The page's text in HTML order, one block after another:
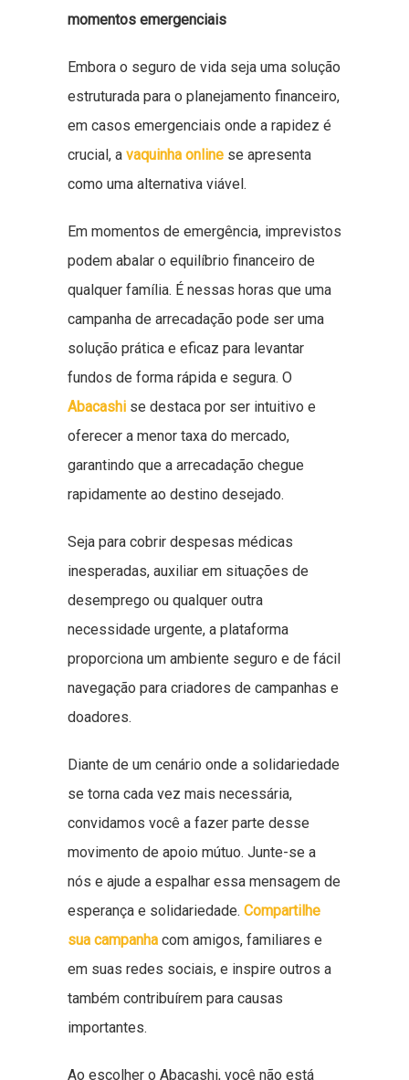
momentos emergenciais
Embora o seguro de vida seja uma solução
estruturada para o planejamento financeiro,
em casos emergenciais onde a rapidez é
crucial, a vaquinha online se apresenta
como uma alternativa viável.
Em momentos de emergência, imprevistos
podem abalar o equilíbrio financeiro de
qualquer família. É nessas horas que uma
campanha de arrecadação pode ser uma
solução prática e eficaz para levantar
fundos de forma rápida e segura. O
Abacashi se destaca por ser intuitivo e
oferecer a menor taxa do mercado,
garantindo que a arrecadação chegue
rapidamente ao destino desejado.
Seja para cobrir despesas médicas
inesperadas, auxiliar em situações de
desemprego ou qualquer outra
necessidade urgente, a plataforma
proporciona um ambiente seguro e de fácil
navegação para criadores de campanhas e
doadores.
Diante de um cenário onde a solidariedade
se torna cada vez mais necessária,
convidamos você a fazer parte desse
movimento de apoio mútuo. Junte-se a
nós e ajude a espalhar essa mensagem de
esperança e solidariedade. Compartilhe
sua campanha com amigos, familiares e
em suas redes sociais, e inspire outros a
também contribuírem para causas
importantes.
Ao escolher o Abacashi, você não está